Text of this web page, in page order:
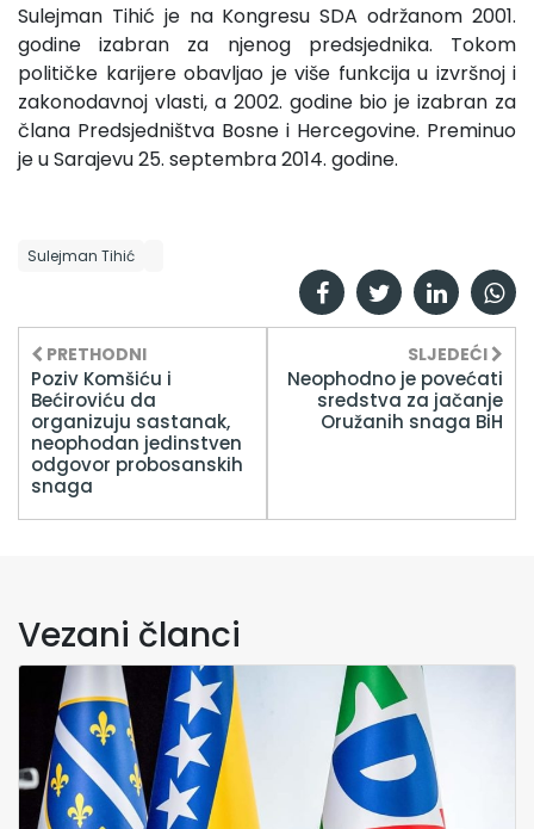
Sulejman Tihić je na Kongresu SDA održanom 2001.
godine izabran za njenog predsjednika. Tokom
političke karijere obavljao je više funkcija u izvršnoj i
zakonodavnoj vlasti, a 2002. godine bio je izabran za
člana Predsjedništva Bosne i Hercegovine. Preminuo
je u Sarajevu 25. septembra 2014. godine.
Sulejman Tihić
PRETHODNI
Poziv Komšiću i
Bećiroviću da
organizuju sastanak,
neophodan jedinstven
odgovor probosanskih
snaga
SLJEDEĆI
Neophodno je povećati
sredstva za jačanje
Oružanih snaga BiH
Vezani članci